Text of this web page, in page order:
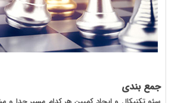
جمع بندی